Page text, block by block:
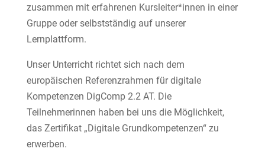
zusammen mit erfahrenen Kursleiter*innen in einer
Gruppe oder selbstständig auf unserer
Lernplattform.
Unser Unterricht richtet sich nach dem
europäischen Referenzrahmen für digitale
Kompetenzen DigComp 2.2 AT. Die
Teilnehmerinnen haben bei uns die Möglichkeit,
das Zertifikat „Digitale Grundkompetenzen“ zu
erwerben.